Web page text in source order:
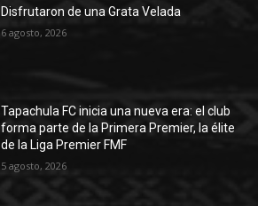
Disfrutaron de una Grata Velada
6 agosto, 2026
Tapachula FC inicia una nueva era: el club
forma parte de la Primera Premier, la élite
de la Liga Premier FMF
5 agosto, 2026